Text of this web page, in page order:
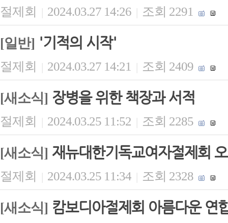
절제회 | 2024.03.27 14:26 | 조회 2291
[일반] '기적의 시작'
절제회 | 2024.03.27 14:21 | 조회 2409
[새소식] 장병을 위한 책장과 서적
절제회 | 2024.03.25 11:52 | 조회 2285
[새소식] 재뉴대한기독교여자절제회
절제회 | 2024.03.25 11:34 | 조회 2328
[새소식] 캄보디아절제회 아름다운 연